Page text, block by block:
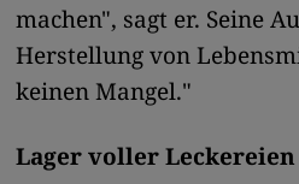
machen", sagt er. Seine
Herstellung von
keinen Mangel."
Lager voller Leckereien